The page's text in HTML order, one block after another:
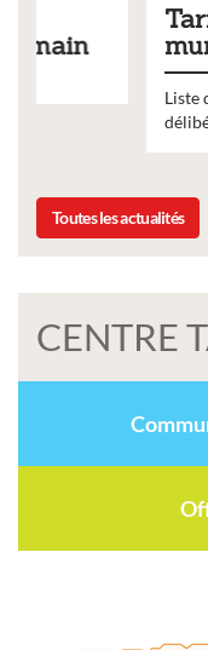
Tarifs
municipaux
Liste des tarifs
délibération du
Toutes les actualités
CENTRE